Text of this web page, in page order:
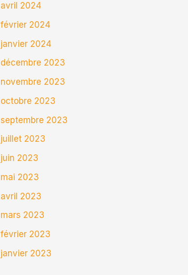
avril 2024
février 2024
janvier 2024
décembre 2023
novembre 2023
octobre 2023
septembre 2023
juillet 2023
juin 2023
mai 2023
avril 2023
mars 2023
février 2023
janvier 2023